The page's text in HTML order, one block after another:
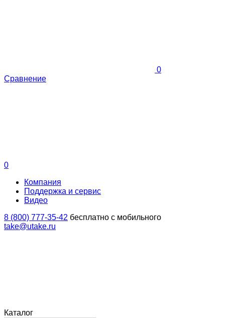
0
Сравнение
0
Компания
Поддержка и сервис
Видео
8 (800) 777-35-42 бесплатно с мобильного
take@utake.ru
Каталог